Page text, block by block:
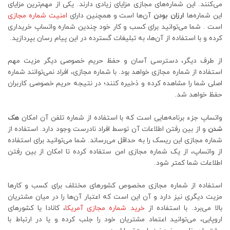
می‌کنند. این شماره‌های مجازی مزایای زیادی دارند. یکی از مهم‌ترین مزایای
این شماره‌ها ارزان بودن آن‌ها است و همچنین دارای امنیت شماره مجازی
است . شما می‌توانید برای کسب و کار خود چندین شماره واتساپ خریداری
کرده و با استفاده از آن‌ها، به تبلیغات گسترده در این پیام رسان بپردازید.
از طرف دیگر، دسترسی آسان و حفظ حریم خصوصی دیگر مزیت مهم
استفاده از شماره مجازی خواهد بود. با شماره مجازی، افراد نمی‌توانند شماره
اصلی شما را مشاهده کرده و ذخیره کنند؛ در نتیجه حریم خصوصی کاربران
حفظ خواهد شد.
واتساپ جزء برنامه‌هایی است که با استفاده از شماره تلفن آن امکان هک
شدن و از بین رفتن اطلاعات آن توسط افراد نادرست وجود دارد. استفاده از
شماره مجازی این ریسک را به حداقل می‌رساند. شما می‌توانید برای استفاده
از واتساپ، از یک شماره مجازی امن ستفاده کرده تا امکان از بین رفتن
اطلاعات شما کمتر شود.
استفاده از شماره مجازی مخصوص کشورهای مختلف برای کسب و کارها
مزیت دیگری نیز دارد و آن این است که اعتبار آن‌ها را در میان مشتریان
بالا می‌برد. با استفاده ازخرید شماره مجازی آمریکا، کانادا یا کشورهای
اروپایی، می‌توانید اعتماد مشتریان خود را جلب کرده و یا در ارتباط با